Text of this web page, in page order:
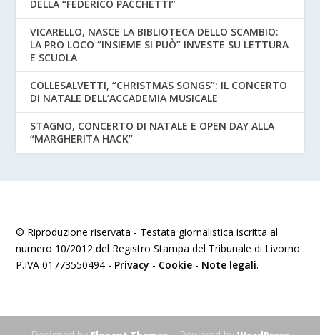
DELLA “FEDERICO PACCHETTI”
VICARELLO, NASCE LA BIBLIOTECA DELLO SCAMBIO:
LA PRO LOCO “INSIEME SI PUÒ” INVESTE SU LETTURA
E SCUOLA
COLLESALVETTI, “CHRISTMAS SONGS”: IL CONCERTO
DI NATALE DELL’ACCADEMIA MUSICALE
STAGNO, CONCERTO DI NATALE E OPEN DAY ALLA
“MARGHERITA HACK”
© Riproduzione riservata - Testata giornalistica iscritta al
numero 10/2012 del Registro Stampa del Tribunale di Livorno
P.IVA 01773550494 - Privacy - Cookie - Note legali.